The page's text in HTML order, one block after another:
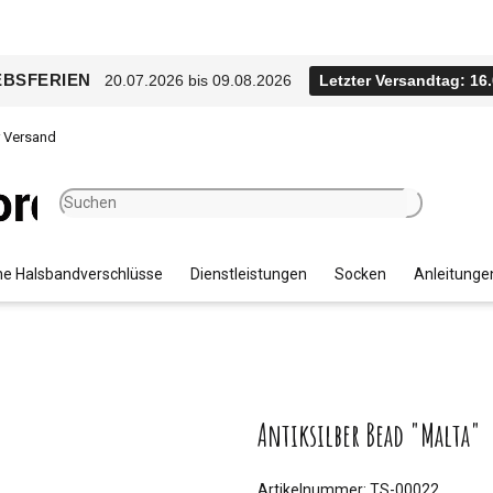
20.07.2026 bis 09.08.2026 Letzter Versandtag:
Halsbandverschlüsse Dienstleistungen Socken
Antiksilber Bead "Malta"
Artikelnummer: TS-00022